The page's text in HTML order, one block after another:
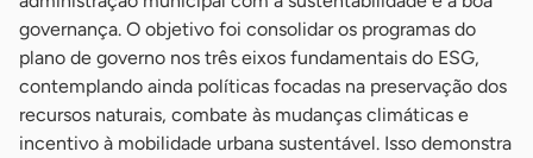
governança. O objetivo foi consolidar os programas do
plano de governo nos três eixos fundamentais do ESG,
contemplando ainda políticas focadas na preservação dos
recursos naturais, combate às mudanças climáticas e
incentivo à mobilidade urbana sustentável. Isso demonstra